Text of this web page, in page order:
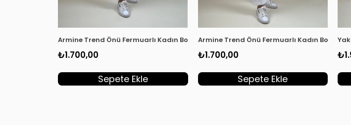
Armine Trend Önü Fermuarlı Kadın Bomber Giyçık Lacivert ARM 553
₺1.700,00
Sepete Ekle
Armine Trend Önü Fermuarlı Kadın Bomber
₺1.700,00
Sepete Ekle